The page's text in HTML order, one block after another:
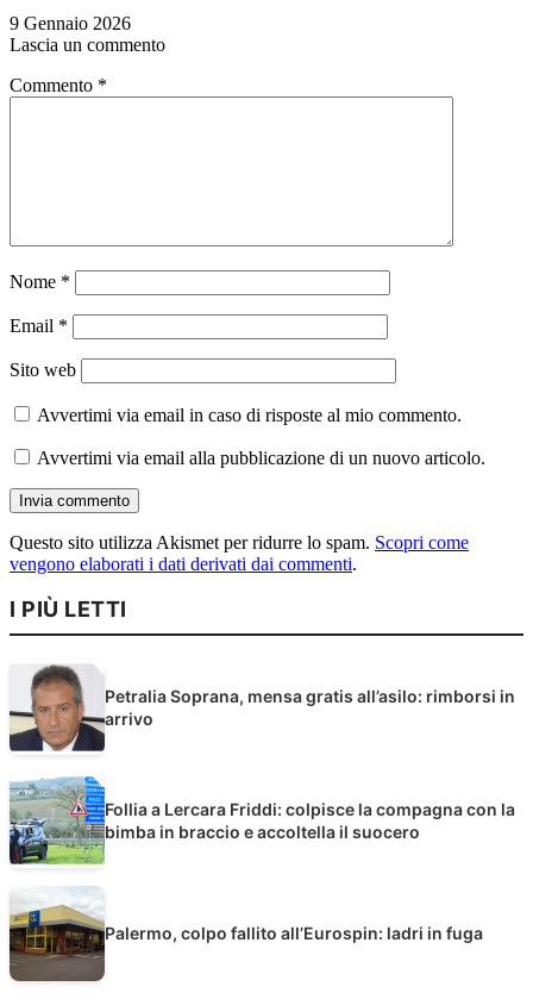
9 Gennaio 2026
Lascia un commento
Commento *
Nome *
Email *
Sito web
Avvertimi via email in caso di risposte al mio commento.
Avvertimi via email alla pubblicazione di un nuovo articolo.
Questo sito utilizza Akismet per ridurre lo spam. Scopri come
vengono elaborati i dati derivati dai commenti.
I PIÙ LETTI
Petralia Soprana, mensa gratis all’asilo: rimborsi in
arrivo
Follia a Lercara Friddi: colpisce la compagna con la
bimba in braccio e accoltella il suocero
Palermo, colpo fallito all’Eurospin: ladri in fuga